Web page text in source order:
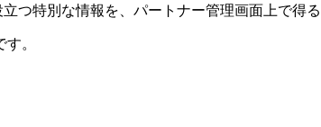
つ特別な情報を、パートナー管理画面上で得る
。